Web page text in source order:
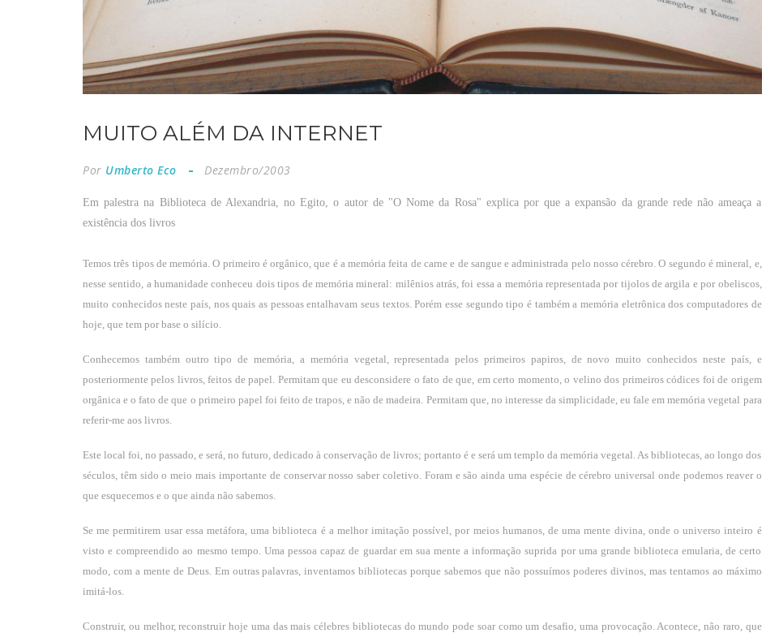
MUITO ALÉM DA INTERNET
Por Umberto Eco Dezembro/2003
Em palestra na Biblioteca de Alexandria, no Egito, o autor de "O Nome da Rosa" explica por que a expansão da grande rede não ameaça a
existência dos livros
Temos três tipos de memória. O primeiro é orgânico, que é a memória feita de carne e de sangue e administrada pelo nosso cérebro. O segundo é mineral, e,
nesse sentido, a humanidade conheceu dois tipos de memória mineral: milênios atrás, foi essa a memória representada por tijolos de argila e por obeliscos,
muito conhecidos neste país, nos quais as pessoas entalhavam seus textos. Porém esse segundo tipo é também a memória eletrônica dos computadores de
hoje, que tem por base o silício.
Conhecemos também outro tipo de memória, a memória vegetal, representada pelos primeiros papiros, de novo muito conhecidos neste país, e
posteriormente pelos livros, feitos de papel. Permitam que eu desconsidere o fato de que, em certo momento, o velino dos primeiros códices foi de origem
orgânica e o fato de que o primeiro papel foi feito de trapos, e não de madeira. Permitam que, no interesse da simplicidade, eu fale em memória vegetal para
referir-me aos livros.
Este local foi, no passado, e será, no futuro, dedicado à conservação de livros; portanto é e será um templo da memória vegetal. As bibliotecas, ao longo dos
séculos, têm sido o meio mais importante de conservar nosso saber coletivo. Foram e são ainda uma espécie de cérebro universal onde podemos reaver o
que esquecemos e o que ainda não sabemos.
Se me permitirem usar essa metáfora, uma biblioteca é a melhor imitação possível, por meios humanos, de uma mente divina, onde o universo inteiro é
visto e compreendido ao mesmo tempo. Uma pessoa capaz de guardar em sua mente a informação suprida por uma grande biblioteca emularia, de certo
modo, com a mente de Deus. Em outras palavras, inventamos bibliotecas porque sabemos que não possuímos poderes divinos, mas tentamos ao máximo
imitá-los.
Construir, ou melhor, reconstruir hoje uma das mais célebres bibliotecas do mundo pode soar como um desafio, uma provocação. Acontece, não raro, que